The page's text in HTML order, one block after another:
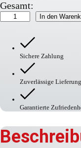
Gesamt:
PROline-
paint
In den
Sichere Zahlung
Zuverlässige Lieferung
Garantierte